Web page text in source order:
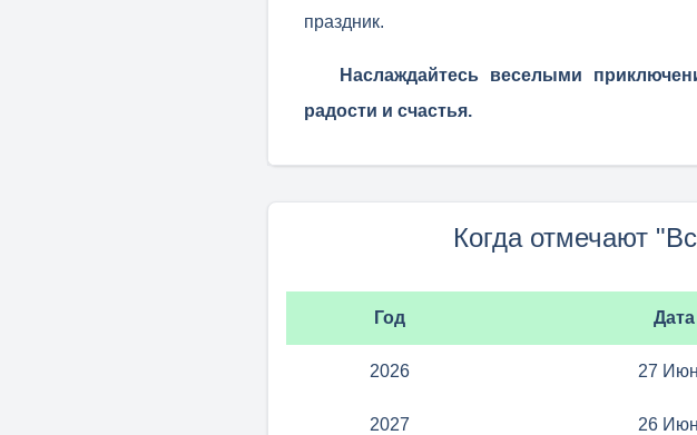
праздник.
Наслаждайтесь веселыми
радости и счастья.
Когда отмечают
Год Дата
2026 27
2027 26